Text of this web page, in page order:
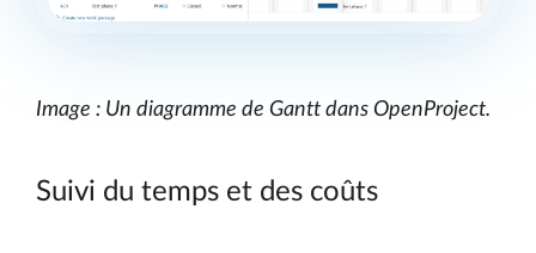
Image : Un diagramme de Gantt dans OpenProject.
Suivi du temps et des coûts